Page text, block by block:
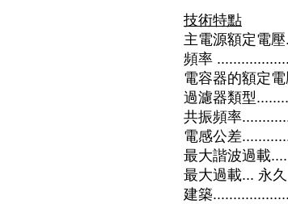
技術特點
主電源額定電
頻率
電容器的額定
過濾器類型
共振頻率
電感公差
最大諧波過載
最大過載... 永
建築